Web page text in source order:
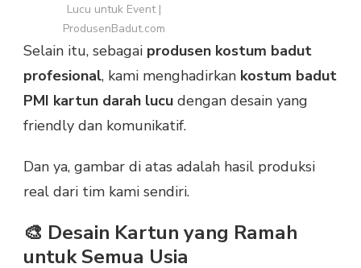
Lucu untuk Event |
ProdusenBadut.com
Selain itu, sebagai produsen kostum badut
profesional, kami menghadirkan kostum badut
PMI kartun darah lucu dengan desain yang
friendly dan komunikatif.
Dan ya, gambar di atas adalah hasil produksi
real dari tim kami sendiri.
🎨 Desain Kartun yang Ramah
untuk Semua Usia